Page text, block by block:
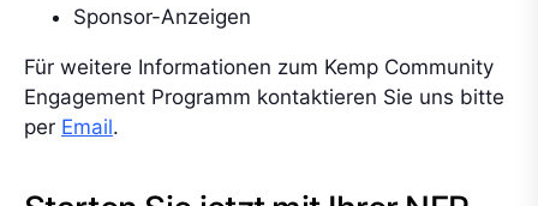
Sponsor-Anzeigen
Für weitere Informationen zum Kemp Community
Engagement Programm kontaktieren Sie uns bitte
per Email.